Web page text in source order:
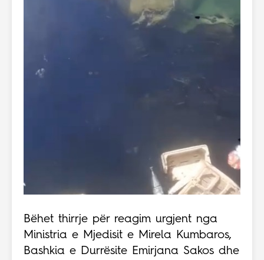
Bëhet thirrje për reagim urgjent nga
Ministria e Mjedisit e Mirela Kumbaros,
Bashkia e Durrësite Emirjana Sakos dhe